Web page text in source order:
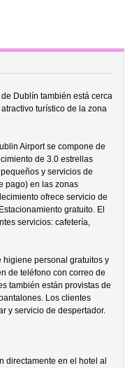
Dublín también está cerca
turístico de la zona
Airport se compone de
de 3.0 estrellas
y servicios de
pago) en las zonas
ofrece servicio de
gratuito. El
servicios: cafetería,
higiene personal gratuitos y
de teléfono con correo de
también están provistas de
Los clientes
y servicio de despertador.
directamente en el hotel al